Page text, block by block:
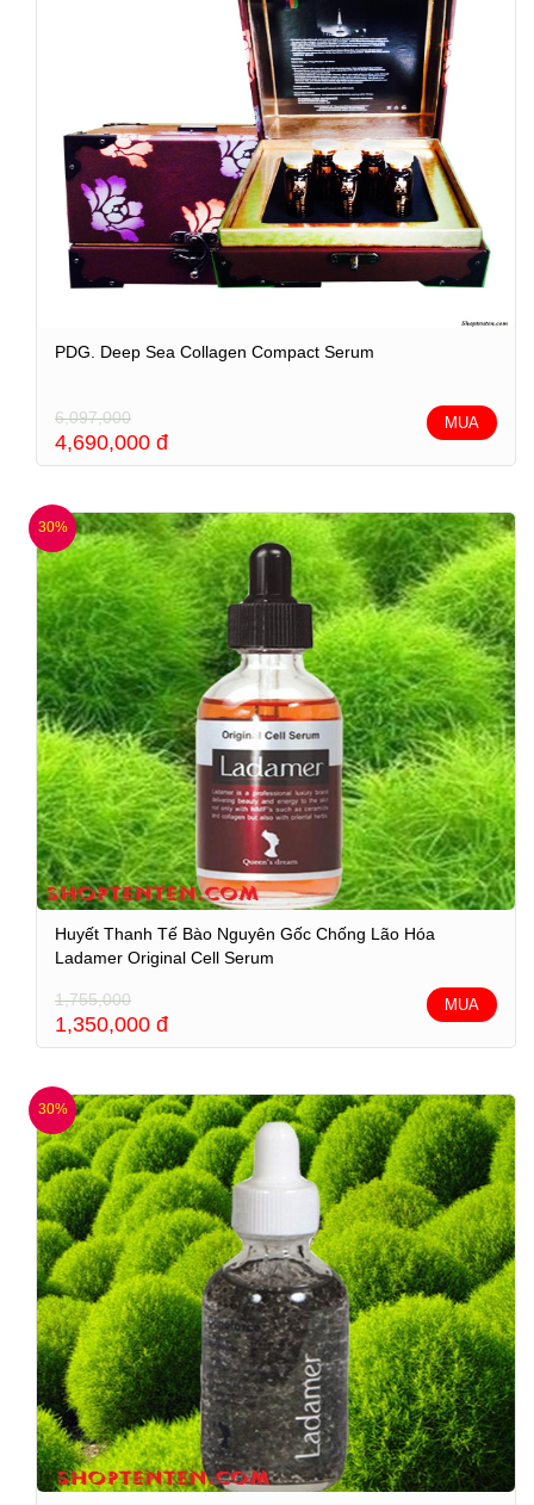
PDG. Deep Sea Collagen Compact Serum
6,097,000
4,690,000 đ
MUA
30%
Huyết Thanh Tế Bào Nguyên Gốc Chống Lão Hóa
Ladamer Original Cell Serum
1,755,000
1,350,000 đ
MUA
30%